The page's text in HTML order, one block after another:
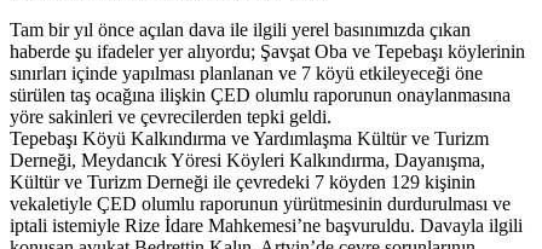
Tam bir yıl önce açılan dava ile ilgili yerel basınımızda çıkan
haberde şu ifadeler yer alıyordu; Şavşat Oba ve Tepebaşı köylerinin
sınırları içinde yapılması planlanan ve 7 köyü etkileyeceği öne
sürülen taş ocağına ilişkin ÇED olumlu raporunun onaylanmasına
yöre sakinleri ve çevrecilerden tepki geldi.
Tepebaşı Köyü Kalkındırma ve Yardımlaşma Kültür ve Turizm
Derneği, Meydancık Yöresi Köyleri Kalkındırma, Dayanışma,
Kültür ve Turizm Derneği ile çevredeki 7 köyden 129 kişinin
vekaletiyle ÇED olumlu raporunun yürütmesinin durdurulması ve
iptali istemiyle Rize İdare Mahkemesi’ne başvuruldu. Davayla ilgili